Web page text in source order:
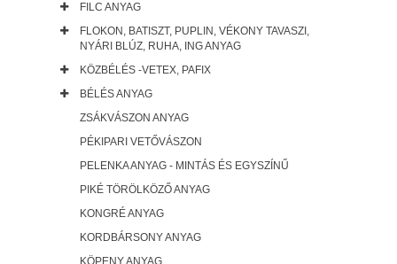
FILC ANYAG
FLOKON, BATISZT, PUPLIN, VÉKONY TAVASZI,
NYÁRI BLÚZ, RUHA, ING ANYAG
KÖZBÉLÉS -VETEX, PAFIX
BÉLÉS ANYAG
ZSÁKVÁSZON ANYAG
PÉKIPARI VETŐVÁSZON
PELENKA ANYAG - MINTÁS ÉS EGYSZÍNŰ
PIKÉ TÖRÖLKÖZŐ ANYAG
KONGRÉ ANYAG
KORDBÁRSONY ANYAG
KÖPENY ANYAG